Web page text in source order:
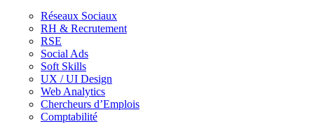
Réseaux Sociaux
RH & Recrutement
RSE
Social Ads
Soft Skills
UX / UI Design
Web Analytics
Chercheurs d’Emplois
Comptabilité